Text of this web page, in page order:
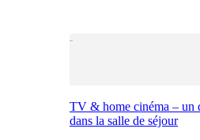
TV & home cinéma – un
dans la salle de séjour